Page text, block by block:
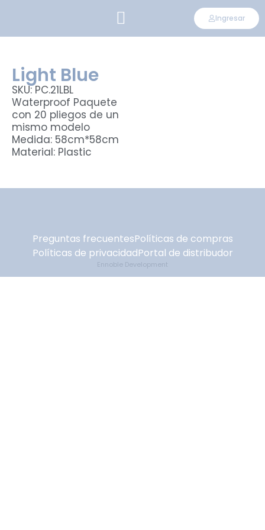
Ingresar
Light Blue
SKU: PC.21LBL
Waterproof Paquete
con 20 pliegos de un
mismo modelo
Medida: 58cm*58cm
Material: Plastic
Preguntas frecuentesPolíticas de compras
Políticas de privacidadPortal de distribudor
Ennoble Development